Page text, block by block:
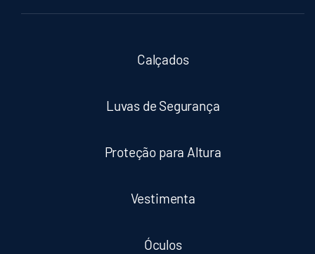
Calçados
Luvas de Segurança
Proteção para Altura
Vestimenta
Óculos